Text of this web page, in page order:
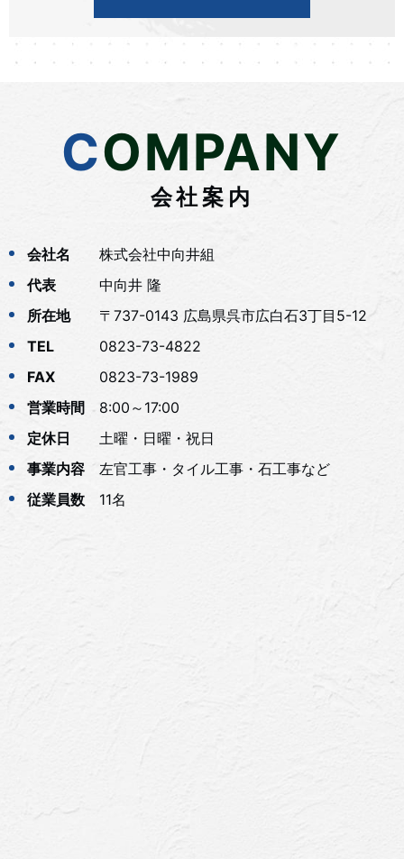
COMPANY
会社案内
会社名
株式会社中向井組
代表
中向井 隆
所在地
〒737-0143 広島県呉市広白石3丁目5-12
TEL
0823-73-4822
FAX
0823-73-1989
営業時間
8:00～17:00
定休日
土曜・日曜・祝日
事業内容
左官工事・タイル工事・石工事など
従業員数
11名